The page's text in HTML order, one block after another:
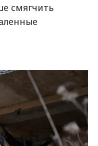
смягчить